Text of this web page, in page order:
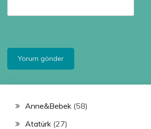
Anne&Bebek (58)
Atatürk (27)